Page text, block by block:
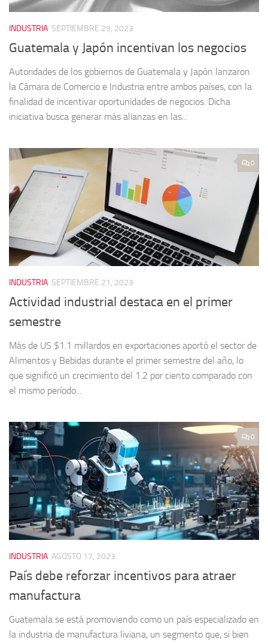
INDUSTRIA SEPTIEMBRE 29, 2023
Guatemala y Japón incentivan los negocios
Autoridades de los gobiernos de Guatemala y Japón lanzaron
la Cámara de Comercio e Industria entre ambos países, con la
finalidad de incentivar oportunidades de negocios. Dicha
iniciativa busca generar más alianzas en las...
0
INDUSTRIA SEPTIEMBRE 21, 2023
Actividad industrial destaca en el primer
semestre
Más de US $1.1 millardos en exportaciones aportó el sector de
Alimentos y Bebidas durante el primer semestre del año, lo
que significó un crecimiento del 1.2 por ciento comparado con
el mismo período...
0
INDUSTRIA AGOSTO 17, 2023
País debe reforzar incentivos para atraer
manufactura
Guatemala se está promoviendo como un país especializado en
la industria de manufactura liviana, un segmento que, si bien